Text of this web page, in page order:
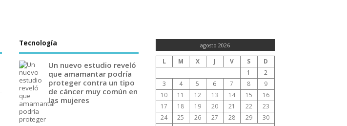
Tecnología
Un nuevo estudio reveló
que amamantar podría
proteger contra un tipo
de cáncer muy común en
las mujeres
agosto 2026
L M X J V S
D
1
2
3
4 5 6 7 8
9
10
11 12 13 14 15
16
17
18 19 20 21 22
23
24
25 26 27 28 29
30